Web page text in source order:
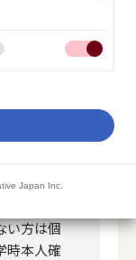
Japan Inc.
点
学時本
い。（タ
ご確認く
い方は個
時本人確